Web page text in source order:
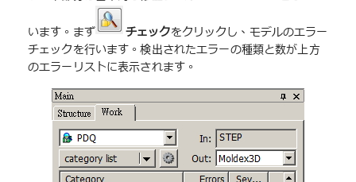
います。まず チェックをクリックし、モデルのエラー
チェックを行います。検出されたエラーの種類と数が上方
のエラーリストに表示されます。